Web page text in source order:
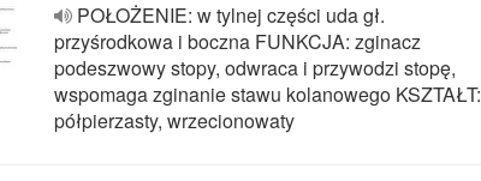
POŁOŻENIE: w tylnej części uda gł.
przyśrodkowa i boczna FUNKCJA: zginacz
podeszwowy stopy, odwraca i przywodzi stopę,
wspomaga zginanie stawu kolanowego KSZTAŁT:
półpierzasty, wrzecionowaty